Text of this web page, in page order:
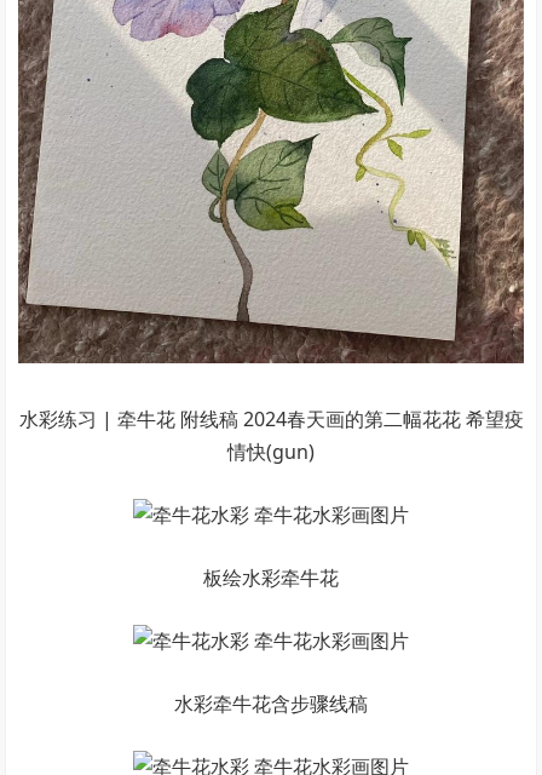
水彩练习 | 牵牛花 附线稿 2024春天画的第二幅花花 希望疫
情快(gun)
板绘水彩牵牛花
水彩牵牛花含步骤线稿